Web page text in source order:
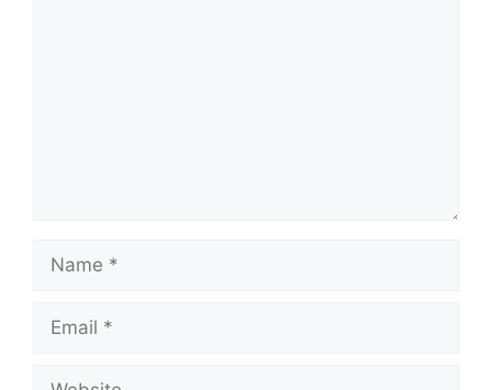
Name
Email
Website